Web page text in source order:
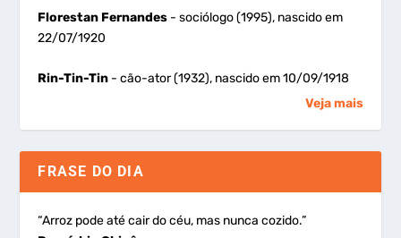
Florestan Fernandes - sociólogo (1995), nascido em
22/07/1920
Rin-Tin-Tin - cão-ator (1932), nascido em 10/09/1918
Veja mais
FRASE DO DIA
“Arroz pode até cair do céu, mas nunca cozido.”